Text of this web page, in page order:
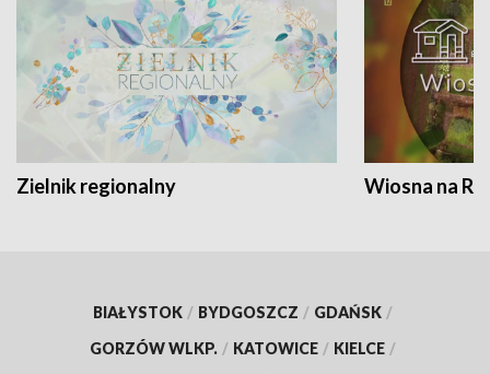
Zielnik regionalny Wiosna na
BIAŁYSTOK / BYDGOSZCZ / GDAŃSK /
GORZÓW WLKP. / KATOWICE / KIELCE /